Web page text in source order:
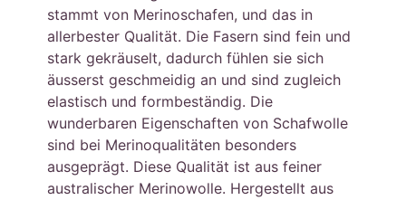
stammt von Merinoschafen, und das in
allerbester Qualität. Die Fasern sind fein und
stark gekräuselt, dadurch fühlen sie sich
äusserst geschmeidig an und sind zugleich
elastisch und formbeständig. Die
wunderbaren Eigenschaften von Schafwolle
sind bei Merinoqualitäten besonders
ausgeprägt. Diese Qualität ist aus feiner
australischer Merinowolle. Hergestellt aus